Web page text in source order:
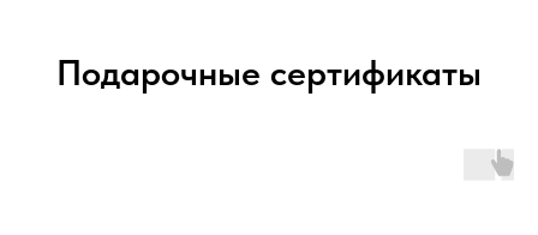
Подарочные сертификаты